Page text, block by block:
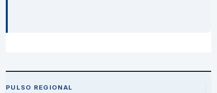
PULSO REGIONAL